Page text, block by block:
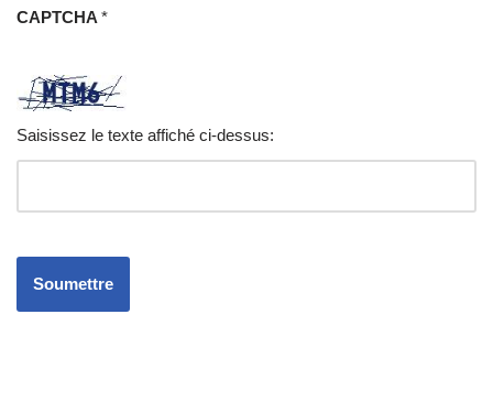
CAPTCHA *
Saisissez le texte affiché ci-dessus: